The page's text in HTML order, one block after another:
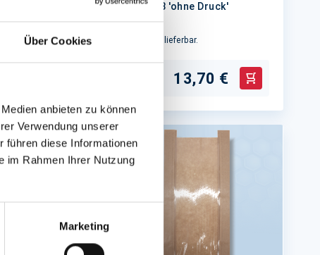
Über Cookies
anbieten zu können
Verwendung unserer
führen diese Informationen
im Rahmen Ihrer Nutzung
Marketing
12+5x25cm #418 'ohne Druck'
Auf Lager. Sofort lieferbar.
13,70 € In den